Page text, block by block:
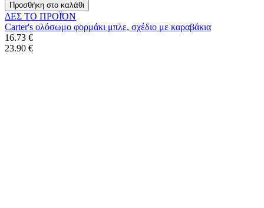
Προσθήκη στο καλάθι
ΔΕΣ ΤO ΠΡΟΪΌΝ
Carter's ολόσωμο φορμάκι μπλε, σχέδιο με καραβάκια
16.73 €
23.90 €